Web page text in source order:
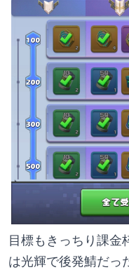
目標もきっちり課金
は光輝で後発鯖だっ